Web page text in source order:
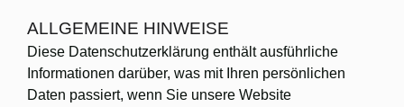
ALLGEMEINE HINWEISE
Diese Datenschutzerklärung enthält ausführliche
Informationen darüber, was mit Ihren persönlichen
Daten passiert, wenn Sie unsere Website